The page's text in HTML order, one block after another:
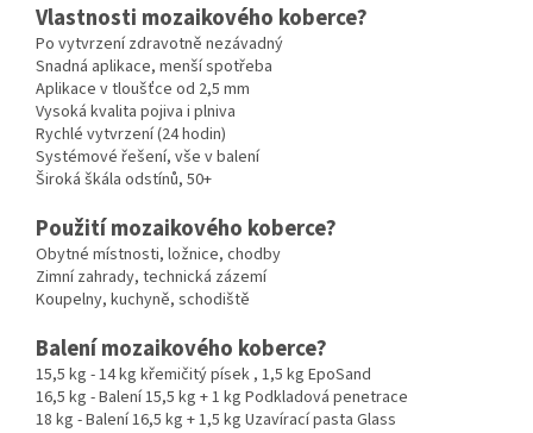
Vlastnosti mozaikového koberce?
Po vytvrzení zdravotně nezávadný
Snadná aplikace, menší spotřeba
Aplikace v tloušťce od 2,5 mm
Vysoká kvalita pojiva i plniva
Rychlé vytvrzení (24 hodin)
Systémové řešení, vše v balení
Široká škála odstínů, 50+
Použití mozaikového koberce?
Obytné místnosti, ložnice, chodby
Zimní zahrady, technická zázemí
Koupelny, kuchyně, schodiště
Balení mozaikového koberce?
15,5 kg - 14 kg křemičitý písek , 1,5 kg EpoSand
16,5 kg - Balení 15,5 kg + 1 kg Podkladová penetrace
18 kg - Balení 16,5 kg + 1,5 kg Uzavírací pasta Glass